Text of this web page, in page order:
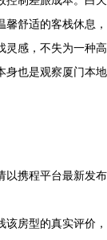
舒适的客栈休息，
灵感，不失为一种高
身也是观察厦门本地
以携程平台最新发布
该房型的真实评价，